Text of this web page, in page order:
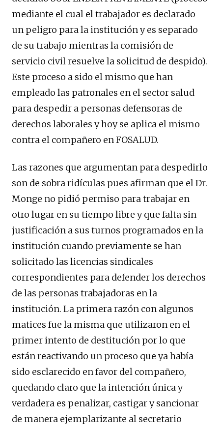
mediante el cual el trabajador es declarado
un peligro para la institución y es separado
de su trabajo mientras la comisión de
servicio civil resuelve la solicitud de despido).
Este proceso a sido el mismo que han
empleado las patronales en el sector salud
para despedir a personas defensoras de
derechos laborales y hoy se aplica el mismo
contra el compañero en FOSALUD.
Las razones que argumentan para despedirlo
son de sobra ridículas pues afirman que el Dr.
Monge no pidió permiso para trabajar en
otro lugar en su tiempo libre y que falta sin
justificación a sus turnos programados en la
institución cuando previamente se han
solicitado las licencias sindicales
correspondientes para defender los derechos
de las personas trabajadoras en la
institución. La primera razón con algunos
matices fue la misma que utilizaron en el
primer intento de destitución por lo que
están reactivando un proceso que ya había
sido esclarecido en favor del compañero,
quedando claro que la intención única y
verdadera es penalizar, castigar y sancionar
de manera ejemplarizante al secretario